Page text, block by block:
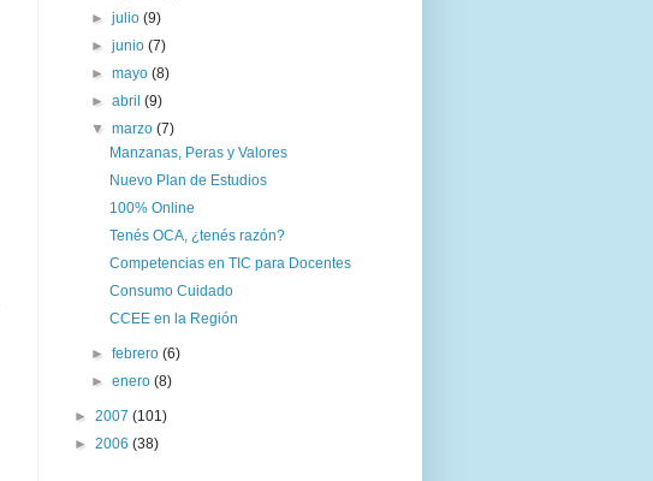
►julio(9)
►junio(7)
►mayo(8)
►abril(9)
▼marzo(7)
Manzanas, Peras y Valores
Nuevo Plan de Estudios
100% Online
Tenés OCA, ¿tenés razón?
Competencias en TIC para Docentes
Consumo Cuidado
CCEE en la Región
►febrero(6)
►enero(8)
► 2007 (101)
► 2006 (38)